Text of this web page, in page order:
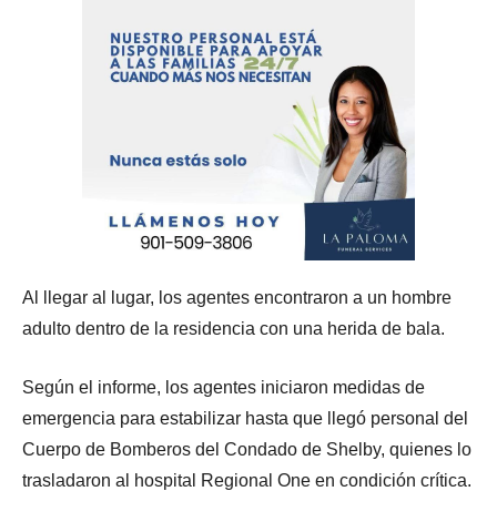
Al llegar al lugar, los agentes encontraron a un hombre
adulto dentro de la residencia con una herida de bala.
Según el informe, los agentes iniciaron medidas de
emergencia para estabilizar hasta que llegó personal del
Cuerpo de Bomberos del Condado de Shelby, quienes lo
trasladaron al hospital Regional One en condición crítica.